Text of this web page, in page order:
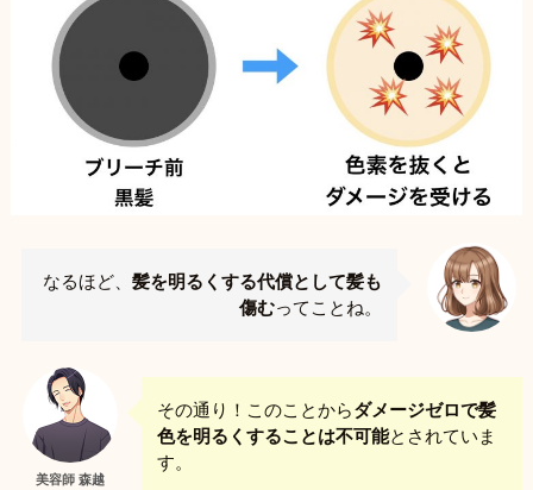
なるほど、髪を明るくする代償として髪も
傷むってことね。
美容師 森越
その通り！このことからダメージゼロで髪
色を明るくすることは不可能とされていま
す。